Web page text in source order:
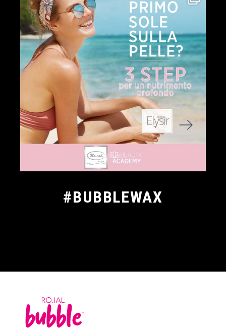
#BUBBLEWAX